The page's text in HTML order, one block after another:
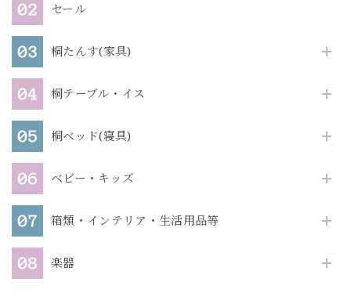
セール
桐たんす(家具)
桐テーブル・イス
桐ベッド(寝具)
ベビー・キッズ
箱類・インテリア・生活用品等
楽器